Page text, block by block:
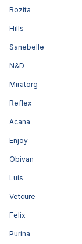
Bozita
Hills
Sanebelle
N&D
Miratorg
Reflex
Acana
Enjoy
Obivan
Luis
Vetcure
Felix
Purina